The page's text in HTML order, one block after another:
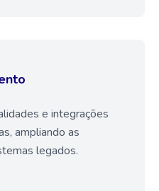
e integrações
ampliando as
legados.